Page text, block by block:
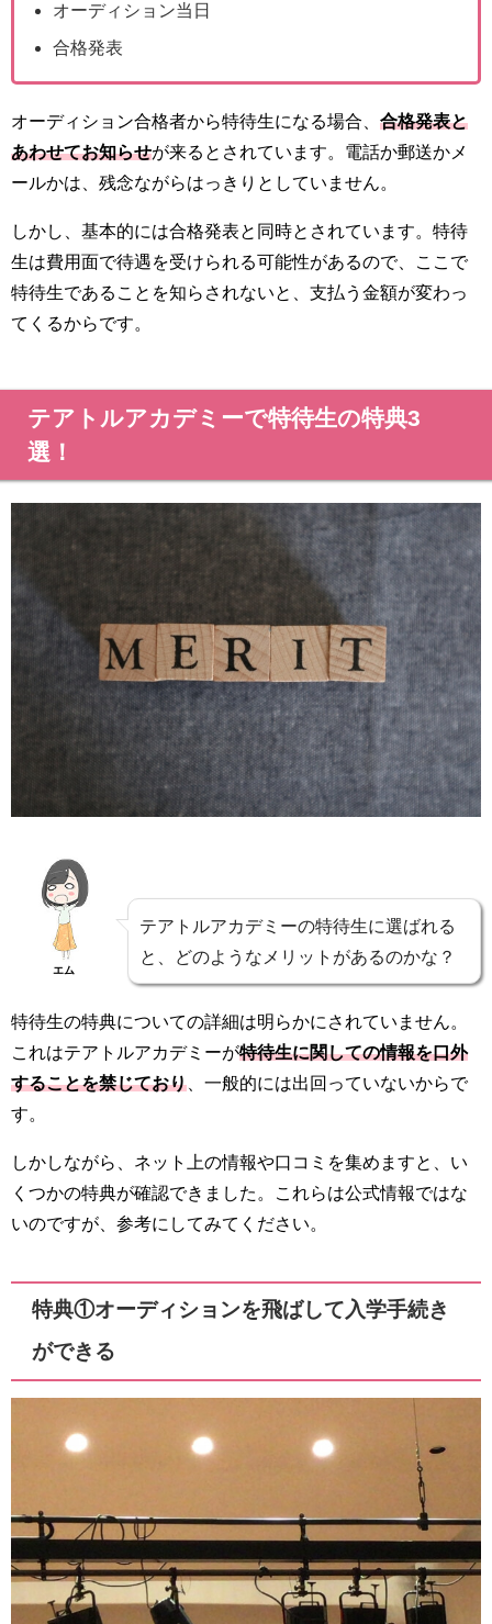
オーディション当日
合格発表
オーディション合格者から特待生になる場合、 合格発表と
あわせてお知らせが来るとされています。電話か郵送かメ
ールかは、残念ながらはっきりとしていません。
しかし、基本的には合格発表と同時とされています。特待
生は費用面で待遇を受けられる可能性があるので、ここで
特待生であることを知らされないと、支払う金額が変わっ
てくるからです。
テアトルアカデミーで特待生の特典3
選！
エム
テアトルアカデミーの特待生に選ばれる
と、どのようなメリットがあるのかな？
特待生の特典についての詳細は明らかにされていません。
これはテアトルアカデミーが特待生に関しての情報を口外
することを禁じており 、一般的には出回っていないからで
す。
しかしながら、ネット上の情報や口コミを集めますと、い
くつかの特典が確認できました。これらは公式情報ではな
いのですが、参考にしてみてください。
特典①オーディションを飛ばして入学手続き
ができる